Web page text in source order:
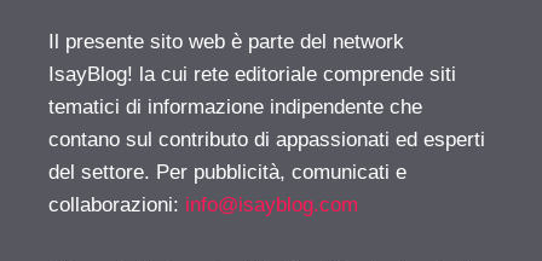
Il presente sito web è parte del network
IsayBlog! la cui rete editoriale comprende siti
tematici di informazione indipendente che
contano sul contributo di appassionati ed esperti
del settore. Per pubblicità, comunicati e
collaborazioni: info@isayblog.com